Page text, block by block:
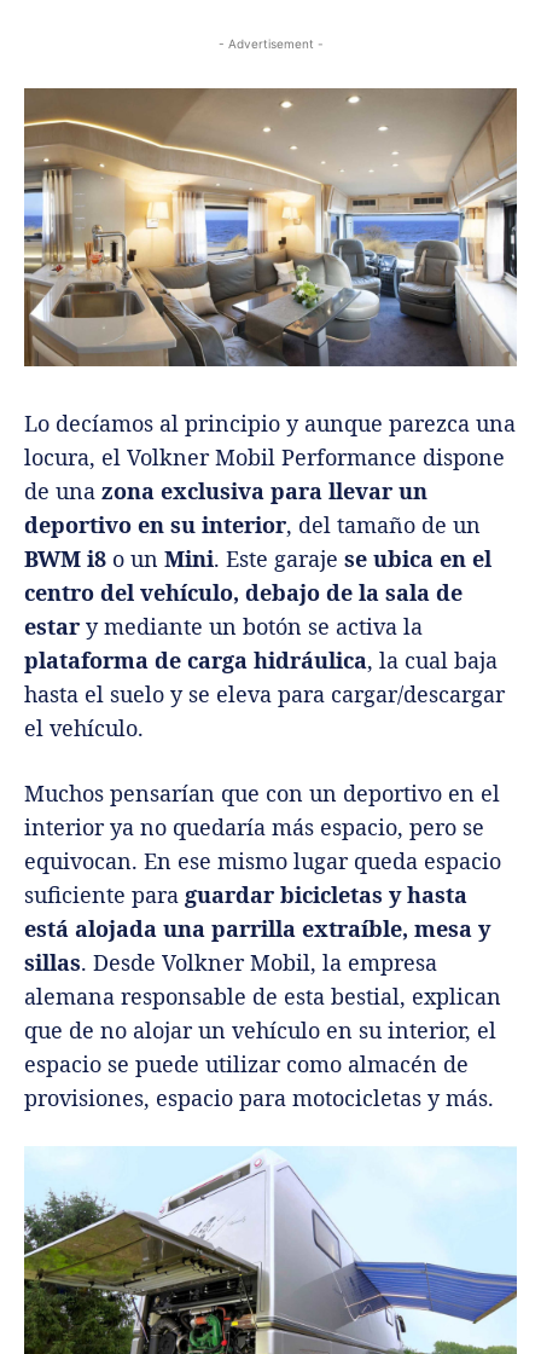
- Advertisement -
Lo decíamos al principio y aunque parezca una
locura, el Volkner Mobil Performance dispone
de una zona exclusiva para llevar un
deportivo en su interior, del tamaño de un
BWM i8 o un Mini. Este garaje se ubica en el
centro del vehículo, debajo de la sala de
estar y mediante un botón se activa la
plataforma de carga hidráulica, la cual baja
hasta el suelo y se eleva para cargar/descargar
el vehículo.
Muchos pensarían que con un deportivo en el
interior ya no quedaría más espacio, pero se
equivocan. En ese mismo lugar queda espacio
suficiente para guardar bicicletas y hasta
está alojada una parrilla extraíble, mesa y
sillas. Desde Volkner Mobil, la empresa
alemana responsable de esta bestial, explican
que de no alojar un vehículo en su interior, el
espacio se puede utilizar como almacén de
provisiones, espacio para motocicletas y más.